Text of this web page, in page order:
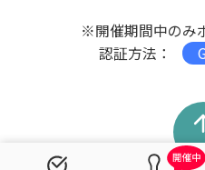
※開催期間中のみ
認証方法：